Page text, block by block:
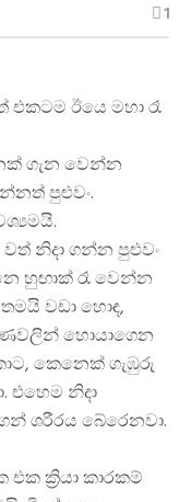
1
ඊයෙ මහා රෑ
ගැන වෙන්න
පුළුවං.
නිදා ගන්න පුළුවං
හුඟාක් රෑ වෙන්න
වඩා හොඳ,
හොයාගෙන
කෙනෙක් ගැඹුරු
එහෙම නිදා
ශරීරය බේරෙනවා.
එක ක්‍රියා කාරකම්